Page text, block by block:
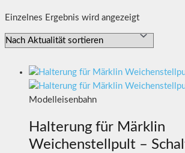
Einzelnes Ergebnis wird angezeigt
Modelleisenbahn
Halterung für Märklin
Weichenstellpult –